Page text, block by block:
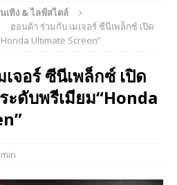
เทิง & ไลฟ์สไตล์
ฮอนด้า ร่วมกับ เมเจอร์ ซีนีเพล็กซ์ เปิด
Ultimate Screen”
จอร์ ซีนีเพล็กซ์ เปิด
ะดับพรีเมียม“Honda